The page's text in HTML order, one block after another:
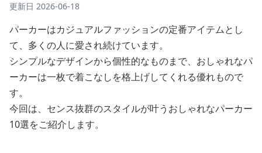
更新日 2026-06-18
パーカーはカジュアルファッションの定番アイテムとし
て、多くの人に愛され続けています。
シンプルなデザインから個性的なものまで、おしゃれなパ
ーカーは一枚で着こなしを格上げしてくれる優れもので
す。
今回は、センス抜群のスタイルが叶うおしゃれなパーカー
10選をご紹介します。